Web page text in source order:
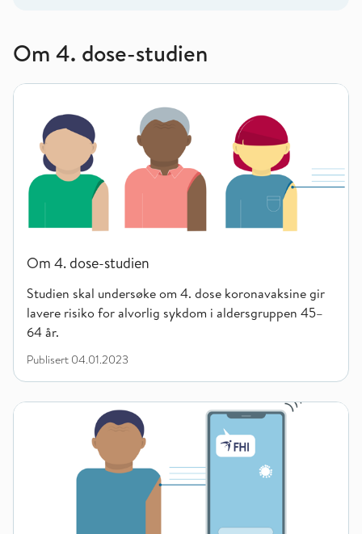
Om 4. dose-studien
Om 4. dose-studien
Om 4. dose-studien
Studien skal undersøke om 4. dose koronavaksine gir
lavere risiko for alvorlig sykdom i aldersgruppen 45–
64 år.
Publisert 04.01.2023
Til deg som har fått tilbud om vaksine i 4. dose-studien